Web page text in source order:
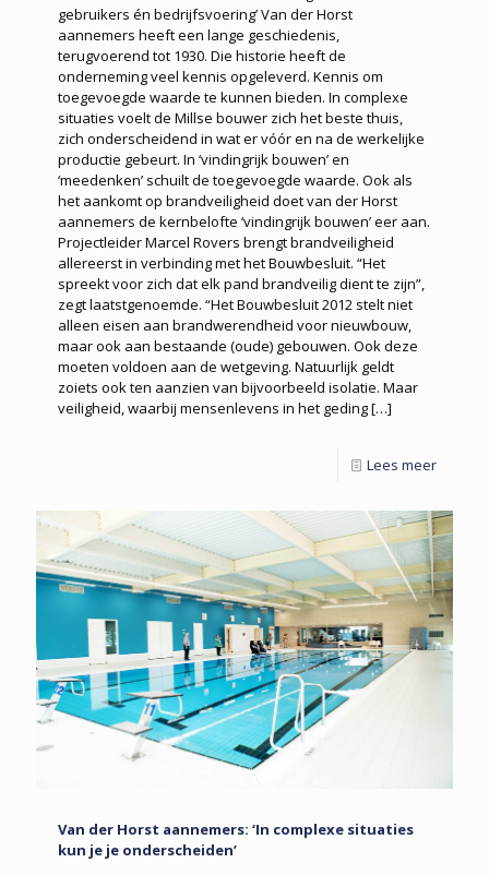
gebruikers én bedrijfsvoering’ Van der Horst
aannemers heeft een lange geschiedenis,
terugvoerend tot 1930. Die historie heeft de
onderneming veel kennis opgeleverd. Kennis om
toegevoegde waarde te kunnen bieden. In complexe
situaties voelt de Millse bouwer zich het beste thuis,
zich onderscheidend in wat er vóór en na de werkelijke
productie gebeurt. In ‘vindingrijk bouwen’ en
‘meedenken’ schuilt de toegevoegde waarde. Ook als
het aankomt op brandveiligheid doet van der Horst
aannemers de kernbelofte ‘vindingrijk bouwen’ eer aan.
Projectleider Marcel Rovers brengt brandveiligheid
allereerst in verbinding met het Bouwbesluit. “Het
spreekt voor zich dat elk pand brandveilig dient te zijn”,
zegt laatstgenoemde. “Het Bouwbesluit 2012 stelt niet
alleen eisen aan brandwerendheid voor nieuwbouw,
maar ook aan bestaande (oude) gebouwen. Ook deze
moeten voldoen aan de wetgeving. Natuurlijk geldt
zoiets ook ten aanzien van bijvoorbeeld isolatie. Maar
veiligheid, waarbij mensenlevens in het geding[…]
Lees meer
Van der Horst aannemers: ‘In complexe situaties
kun je je onderscheiden’